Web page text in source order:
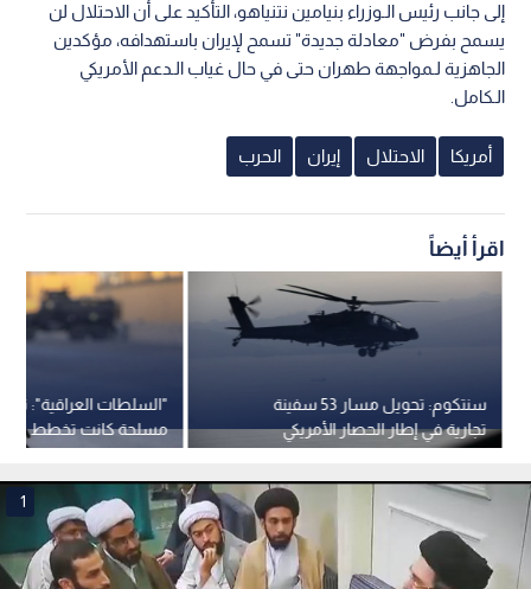
إلى جانب رئيس الـوزراء بنيامين نتنياهو، التأكيد على أن الاحتلال لن
يسمح بفرض "معادلة جديدة" تسمح لإيران باستهدافه، مؤكدين
الجاهزية لـمواجهة طهران حتى في حال غياب الـدعم الأمريكي
الـكامل.
أمريكا الاحتلال إيران الحرب
اقرأ أيضاً
"السلطات العراقية":
مسلحة كانت تخطط
بطائرات مسيرة
سنتكوم: تحويل مسار 53 سفينة
تجارية في إطار الحصار الأمريكي
المفروض على إيران
1